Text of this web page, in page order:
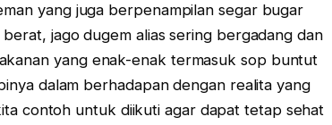
yang juga berpenampilan segar bugar
jago dugem alias sering bergadang dan
yang enak-enak termasuk sop buntut
dalam berhadapan dengan realita yang
contoh untuk diikuti agar dapat tetap sehat